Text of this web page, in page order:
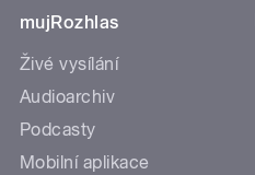
mujRozhlas
Živé vysílání
Audioarchiv
Podcasty
Mobilní aplikace